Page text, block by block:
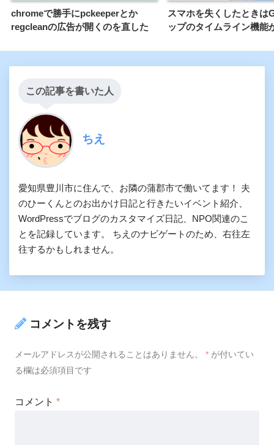
chromeで勝手にpckeeperとか
regcleanの広告が開くのを直した
スマホを失くしたときは
ップのタイムライン機能
この記事を書いた人
ちえ
愛知県豊川市に住んで、お隣の蒲郡市で働いてます！ 夫
のひーくんとのお出かけ日記と行きたいイベント紹介、
WordPressでブログのカスタマイズ日記、NPO関連のこ
とを記録しています。 ちえのナビゲートのため、右往左
往するかもしれません。
コメントを残す
メールアドレスが公開されることはありません。 * が付いてい
る欄は必須項目です
コメント *